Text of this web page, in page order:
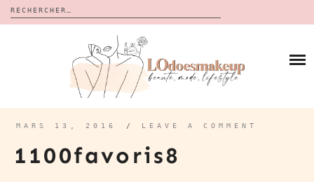
Rechercher :
CALENDRIERS DE L’AVENT
BON PLAN
À PROPOS
CONTACT
MARS 13, 2016 / LEAVE A COMMENT
1100favoris8